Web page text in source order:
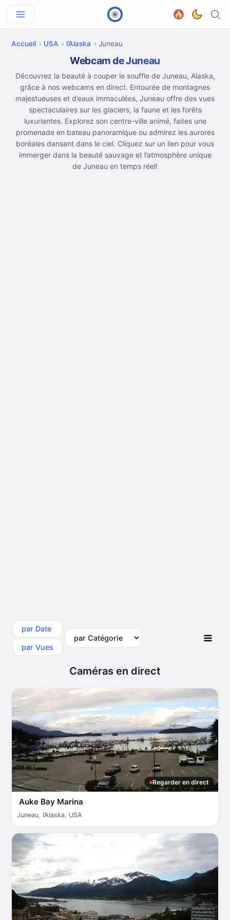
Accueil USA l’Alaska Juneau
Webcam de Juneau
Découvrez la beauté à couper le souffle de Juneau, Alaska,
grâce à nos webcams en direct. Entourée de montagnes
majestueuses et d’eaux immaculées, Juneau offre des vues
spectaculaires sur les glaciers, la faune et les forêts
luxuriantes. Explorez son centre-ville animé, faites une
promenade en bateau panoramique ou admirez les aurores
boréales dansant dans le ciel. Cliquez sur un lien pour vous
immerger dans la beauté sauvage et l’atmosphère unique
de Juneau en temps réel!
par Date
par Vues
Caméras en direct
Regarder en direct
Auke Bay Marina
Juneau, l’Alaska, USA